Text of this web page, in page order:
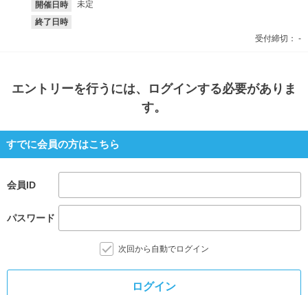
開催日時
未定
終了日時
受付締切： -
エントリーを行うには、ログインする必要がありま
す。
すでに会員の方はこちら
会員ID
パスワード
次回から自動でログイン
ログイン